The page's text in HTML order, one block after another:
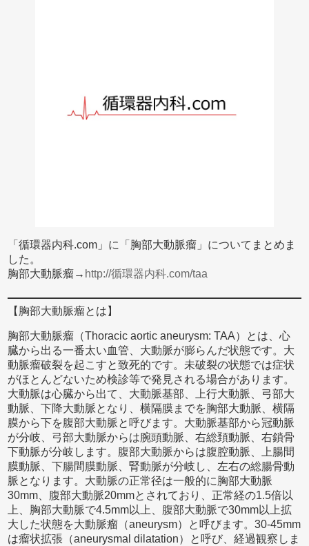
「循環器内科.com」に「胸部大動脈瘤」についてまとめま
した。
胸部大動脈瘤→ http://循環器内科.com/taa
【胸部大動脈瘤とは】
胸部大動脈瘤（Thoracic aortic aneurysm: TAA）とは、心
臓から出る一番太い血管、大動脈が膨らんだ状態です。大
動脈瘤破裂を起こすと致死的です。未破裂の状態では症状
がほとんどないため検診等で発見される場合があります。
大動脈は心臓から出て、大動脈基部、上行大動脈、弓部大
動脈、下降大動脈となり、横隔膜までを胸部大動脈、横隔
膜から下を腹部大動脈と呼びます。大動脈基部から冠動脈
が分岐、弓部大動脈からは腕頭動脈、右総頚動脈、右鎖骨
下動脈が分岐します。腹部大動脈からは腹腔動脈、上腸間
膜動脈、下腸間膜動脈、腎動脈が分岐し、左右の総腸骨動
脈となります。大動脈の正常径は一般的に胸部大動脈
30mm、腹部大動脈20mmとされており、正常経の1.5倍以
上、胸部大動脈で4.5mm以上、腹部大動脈で30mm以上拡
大した状態を大動脈瘤（aneurysm）と呼びます。30-45mm
は瘤状拡張（aneurysmal dilatation）と呼び、経過観察しま